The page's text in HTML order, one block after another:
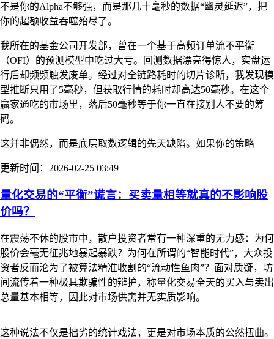
不是你的Alpha不够强，而是那几十毫秒的数据“幽灵延迟”，把
你的超额收益吞噬殆尽了。
我所在的基金公司开发部，曾在一个基于高频订单流不平衡
（OFI）的预测模型中吃过大亏。回测数据漂亮得惊人，实盘运
行后却频频触发废单。经过对全链路耗时的切片诊断，我发现模
型推断只用了5毫秒，但获取行情的耗时却高达50毫秒。在这个
赢家通吃的市场里，落后50毫秒等于你一直在接别人不要的筹
码。
这并非偶然，而是底层取数逻辑的先天缺陷。如果你的策略
更新时间：2026-02-25 03:49
量化交易的“平衡”谎言：买卖量相等就真的不影响股
价吗？
在震荡不休的股市中，散户投资者常有一种深重的无力感：为何
股价会毫无征兆地暴起暴跌？为何在所谓的“智能时代”，大众投
资者反而沦为了被算法精准收割的“流动性鱼肉”？面对质疑，坊
间流传着一种极具欺骗性的辩护，称量化交易全天的买入与卖出
总量基本相等，因此对市场供需并无实质影响。
这种说法不仅是拙劣的统计戏法，更是对市场本质的公然扭曲。